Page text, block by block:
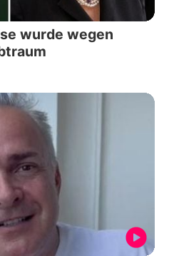
wurde wegen